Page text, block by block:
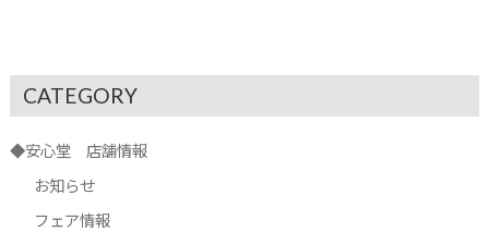
CATEGORY
◆安心堂 店舗情報
お知らせ
フェア情報